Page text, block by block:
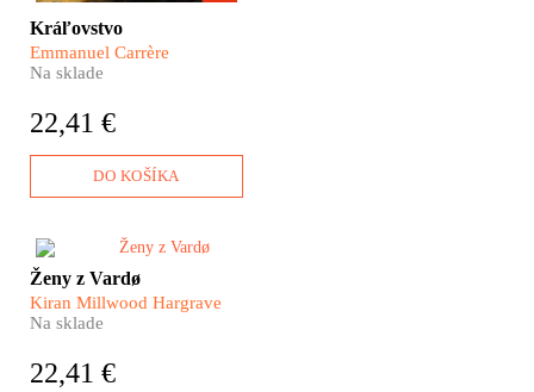
Kráľovstvo
Emmanuel Carrère
Na sklade
22,41 €
DO KOŠÍKA
Na to, aby ste získali moc nad
nezávislými ženami, stačí ich
obviniť z čarodejníctva. Platilo
to na začiatku sedemnásteho
dnes. Čo sa stane, keď v búrke
Ženy z Vardø
Kiran Millwood Hargrave
Na sklade
22,41 €